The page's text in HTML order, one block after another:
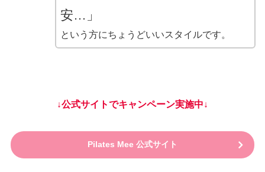
安…」
という方にちょうどいいスタイルです。
↓公式サイトでキャンペーン実施中↓
Pilates Mee 公式サイト